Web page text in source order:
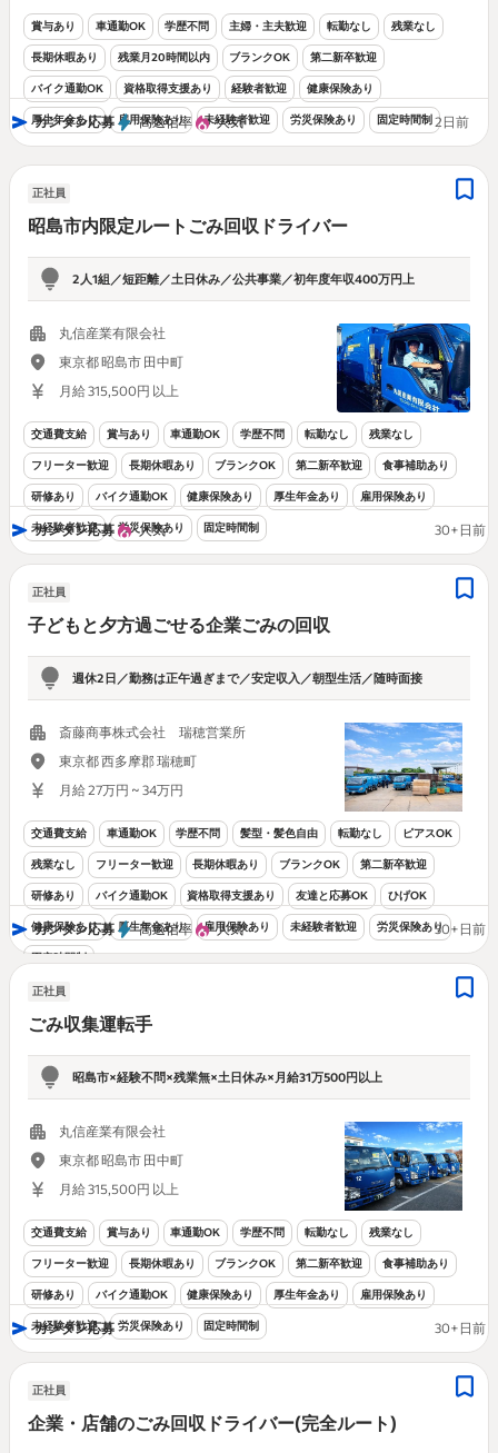
賞与あり 車通勤OK 学歴不問 主婦・主夫歓迎 転勤なし 残業なし
長期休暇あり 残業月20時間以内 ブランクOK 第二新卒歓迎
バイク通勤OK 資格取得支援あり 経験者歓迎 健康保険あり
厚生年金あり 雇用保険あり 未経験者歓迎 労災保険あり 固定時間制
カンタン応募 高返信率 人気 2日前
正社員
昭島市内限定ルートごみ回収ドライバー
2人1組／短距離／土日休み／公共事業／初年度年収400万円上
丸信産業有限会社
東京都 昭島市 田中町
月給 315,500円 以上
交通費支給 賞与あり 車通勤OK 学歴不問 転勤なし 残業なし
フリーター歓迎 長期休暇あり ブランクOK 第二新卒歓迎 食事補助あり
研修あり バイク通勤OK 健康保険あり 厚生年金あり 雇用保険あり
未経験者歓迎 労災保険あり 固定時間制
カンタン応募 人気 30+日前
正社員
子どもと夕方過ごせる企業ごみの回収
週休2日／勤務は正午過ぎまで／安定収入／朝型生活／随時面接
斎藤商事株式会社 瑞穂営業所
東京都 西多摩郡 瑞穂町
月給 27万円 ~ 34万円
交通費支給 車通勤OK 学歴不問 髪型・髪色自由 転勤なし ピアスOK
残業なし フリーター歓迎 長期休暇あり ブランクOK 第二新卒歓迎
研修あり バイク通勤OK 資格取得支援あり 友達と応募OK ひげOK
健康保険あり 厚生年金あり 雇用保険あり 未経験者歓迎 労災保険あり
固定時間制
カンタン応募 高返信率 人気 30+日前
正社員
ごみ収集運転手
昭島市×経験不問×残業無×土日休み×月給31万500円以上
丸信産業有限会社
東京都 昭島市 田中町
月給 315,500円 以上
交通費支給 賞与あり 車通勤OK 学歴不問 転勤なし 残業なし
フリーター歓迎 長期休暇あり ブランクOK 第二新卒歓迎 食事補助あり
研修あり バイク通勤OK 健康保険あり 厚生年金あり 雇用保険あり
未経験者歓迎 労災保険あり 固定時間制
カンタン応募 30+日前
正社員
企業・店舗のごみ回収ドライバー(完全ルート)